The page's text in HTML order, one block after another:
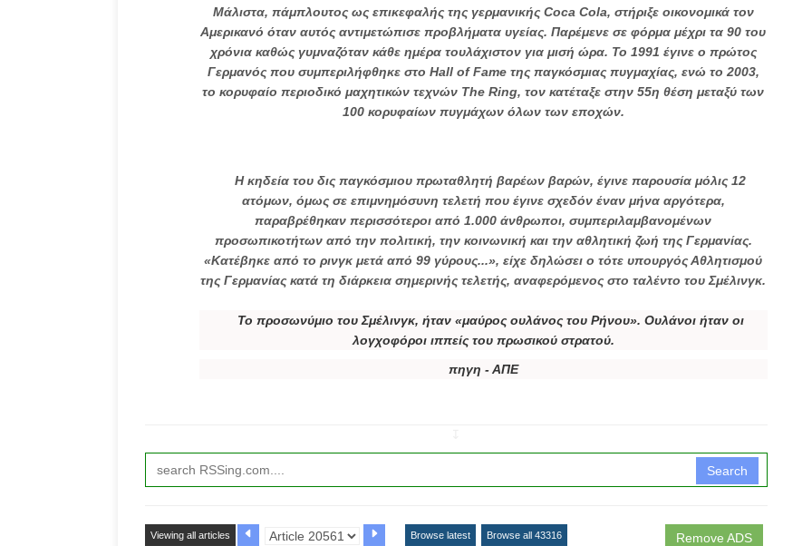
Μάλιστα, πάμπλουτος ως επικεφαλής της γερμανικής Coca Cola, στήριξε οικονομικά τον
Αμερικανό όταν αυτός αντιμετώπισε προβλήματα υγείας. Παρέμενε σε φόρμα μέχρι τα 90 του
χρόνια καθώς γυμναζόταν κάθε ημέρα τουλάχιστον για μισή ώρα. Το 1991 έγινε ο πρώτος
Γερμανός που συμπεριλήφθηκε στο Hall of Fame της παγκόσμιας πυγμαχίας, ενώ το 2003,
το κορυφαίο περιοδικό μαχητικών τεχνών Τhe Ring, τον κατέταξε στην 55η θέση μεταξύ των
100 κορυφαίων πυγμάχων όλων των εποχών.
Η κηδεία του δις παγκόσμιου πρωταθλητή βαρέων βαρών, έγινε παρουσία μόλις 12
ατόμων, όμως σε επιμνημόσυνη τελετή που έγινε σχεδόν έναν μήνα αργότερα,
παραβρέθηκαν περισσότεροι από 1.000 άνθρωποι, συμπεριλαμβανομένων
προσωπικοτήτων από την πολιτική, την κοινωνική και την αθλητική ζωή της Γερμανίας.
«Κατέβηκε από το ρινγκ μετά από 99 γύρους...», είχε δηλώσει ο τότε υπουργός Αθλητισμού
της Γερμανίας κατά τη διάρκεια σημερινής τελετής, αναφερόμενος στο ταλέντο του Σμέλινγκ.
Το προσωνύμιο του Σμέλινγκ, ήταν «μαύρος ουλάνος του Ρήνου». Ουλάνοι ήταν οι
λογχοφόροι ιππείς του πρωσικού στρατού.
πηγη - ΑΠΕ
Search
Remove ADS
Viewing all articles Browse latest Browse all 43316